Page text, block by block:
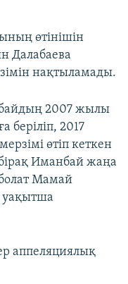
өтінішін
Далабаева
нақтыламады.
2007 жылы
беріліп, 2017
өтіп кеткен
Иманбай жаңа
Мамай
уақытша
аппеляциялық